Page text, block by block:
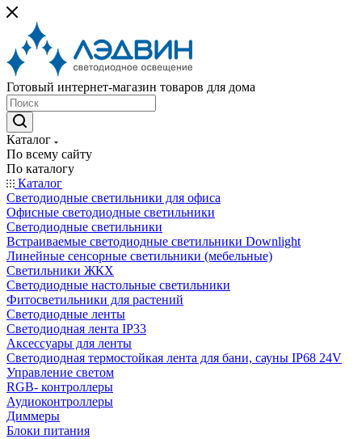
Готовый интернет-магазин товаров для дома
Каталог
По всему сайту
По каталогу
Каталог
Светодиодные светильники для офиса
Офисные светодиодные светильники
Светодиодные светильники
Встраиваемые светодиодные светильники Downlight
Линейные сенсорные светильники (мебельные)
Светильники ЖКХ
Светодиодные настольные светильники
Фитосветильники для растений
Светодиодные ленты
Светодиодная лента IP33
Аксессуары для ленты
Светодиодная термостойкая лента для бани, сауны IP68 24V
Управление светом
RGB- контроллеры
Аудиоконтроллеры
Диммеры
Блоки питания